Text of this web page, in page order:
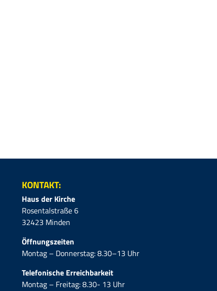
KONTAKT:
Haus der Kirche
Rosentalstraße 6
32423 Minden
Öffnungszeiten
Montag – Donnerstag: 8.30–13 Uhr
Telefonische Erreichbarkeit
Montag – Freitag: 8.30- 13 Uhr